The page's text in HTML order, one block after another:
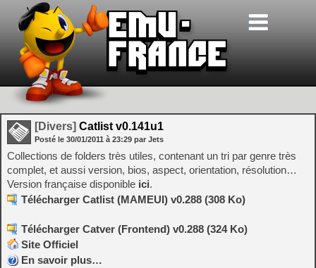
[Divers] Catlist v0.141u1
Posté le 30/01/2011 à 23:29 par Jets
Collections de folders très utiles, contenant un tri par genre très
complet, et aussi version, bios, aspect, orientation, résolution…
Version française disponible ici.
Télécharger Catlist (MAMEUI) v0.288 (308 Ko)
Télécharger Catver (Frontend) v0.288 (324 Ko)
Site Officiel
En savoir plus…